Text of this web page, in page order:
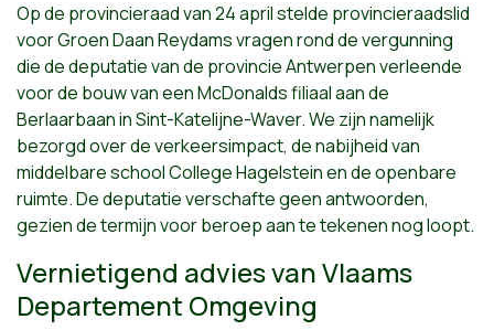
Op de provincieraad van 24 april stelde provincieraadslid
voor Groen Daan Reydams vragen rond de vergunning
die de deputatie van de provincie Antwerpen verleende
voor de bouw van een McDonalds filiaal aan de
Berlaarbaan in Sint-Katelijne-Waver. We zijn namelijk
bezorgd over de verkeersimpact, de nabijheid van
middelbare school College Hagelstein en de openbare
ruimte. De deputatie verschafte geen antwoorden,
gezien de termijn voor beroep aan te tekenen nog loopt.
Vernietigend advies van Vlaams
Departement Omgeving